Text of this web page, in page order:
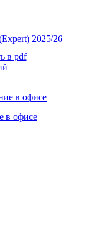
в pdf
в офисе